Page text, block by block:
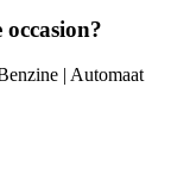
occasion?
| Automaat